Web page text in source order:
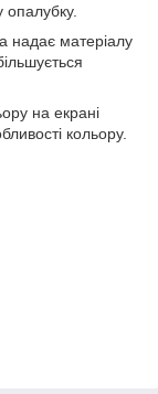
опалубку.
матеріалу
на екрані
кольору.